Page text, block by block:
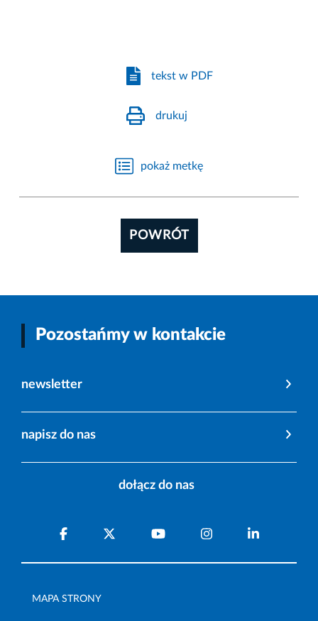
tekst w PDF
drukuj
pokaż metkę
POWRÓT
Pozostańmy w kontakcie
newsletter
napisz do nas
dołącz do nas
MAPA STRONY